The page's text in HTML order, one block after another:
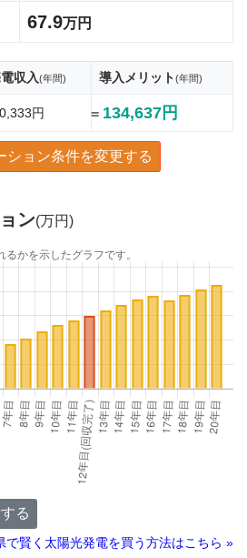
67.9万円
収入(年間) 導入メリット(年間)
円 = 134,637円
ション条件を変更する
ン(万円)
かを示したグラフです。
る
で賢く太陽光発電を買う方法はこちら »